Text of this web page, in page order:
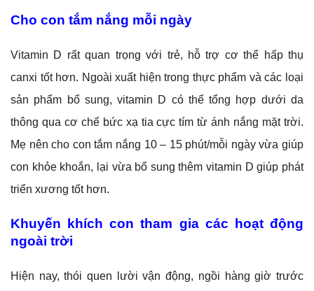
Cho con tắm nắng mỗi ngày
Vitamin D rất quan trọng với trẻ, hỗ trợ cơ thể hấp thụ
canxi tốt hơn. Ngoài xuất hiện trong thực phẩm và các loại
sản phẩm bổ sung, vitamin D có thể tổng hợp dưới da
thông qua cơ chế bức xạ tia cực tím từ ánh nắng mặt trời.
Mẹ nên cho con tắm nắng 10 – 15 phút/mỗi ngày vừa giúp
con khỏe khoắn, lại vừa bổ sung thêm vitamin D giúp phát
triển xương tốt hơn.
Khuyến khích con tham gia các hoạt động
ngoài trời
Hiện nay, thói quen lười vận động, ngồi hàng giờ trước